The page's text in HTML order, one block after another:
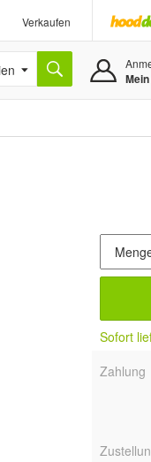
Verkaufen
Sofort
Zahlung